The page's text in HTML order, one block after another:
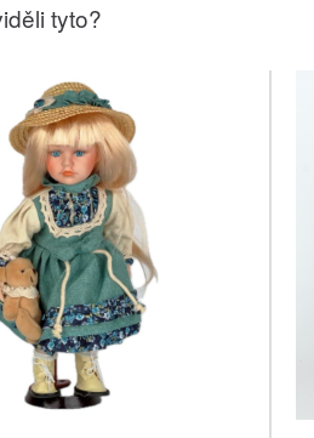
tyto?